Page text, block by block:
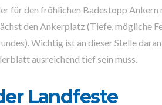
für den fröhlichen Badestopp
den Ankerplatz (Tiefe, mögliche
Wichtig ist an dieser Stelle daran
ausreichend tief sein muss.
Landfeste